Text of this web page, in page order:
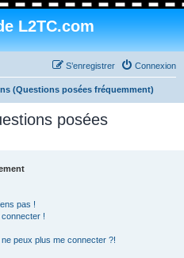
L2TC.com
Connexion
S’enregistrer
(Questions posées fréquemment)
posées
pas !
!
peux plus me connecter ?!